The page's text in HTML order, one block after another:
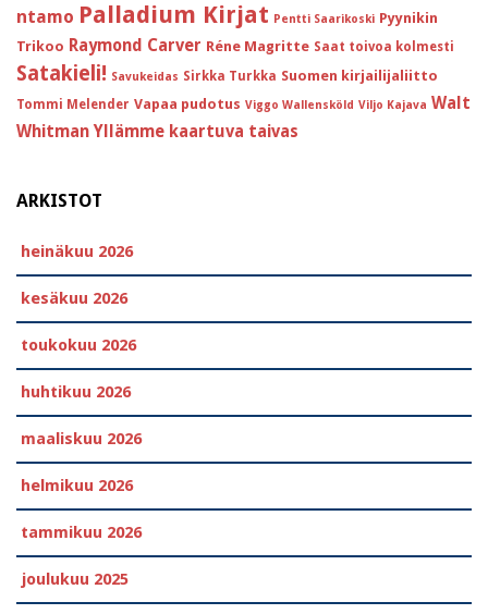
ntamo Palladium Kirjat Pentti Saarikoski Pyynikin
Trikoo Raymond Carver Réne Magritte Saat toivoa kolmesti
Satakieli! Savukeidas Sirkka Turkka Suomen kirjailijaliitto
Tommi Melender Vapaa pudotus Viggo Wallensköld Viljo Kajava Walt
Whitman Yllämme kaartuva taivas
ARKISTOT
heinäkuu 2026
kesäkuu 2026
toukokuu 2026
huhtikuu 2026
maaliskuu 2026
helmikuu 2026
tammikuu 2026
joulukuu 2025